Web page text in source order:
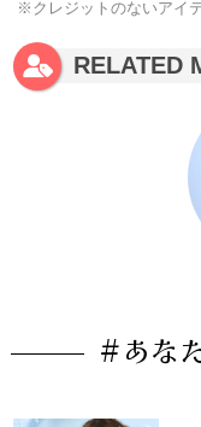
※クレジットのないアイ
RELATED
#あな